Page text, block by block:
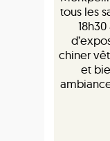
tous les
chiner
et